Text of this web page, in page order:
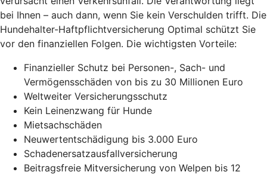
bei Ihnen – auch dann, wenn Sie kein Verschulden trifft. Die
Hundehalter-Haftpflichtversicherung Optimal schützt Sie
vor den finanziellen Folgen. Die wichtigsten Vorteile:
Finanzieller Schutz bei Personen-, Sach- und
Vermögensschäden von bis zu 30 Millionen Euro
Weltweiter Versicherungsschutz
Kein Leinenzwang für Hunde
Mietsachschäden
Neuwertentschädigung bis 3.000 Euro
Schadenersatzausfallversicherung
Beitragsfreie Mitversicherung von Welpen bis 12